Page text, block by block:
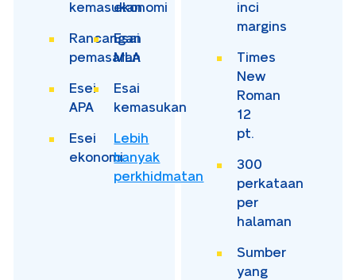
kemasukan
ekonomi
Rancangan
pemasaran
Esai
MLA
Esei
APA
Esai
kemasukan
Esei
ekonomi
Lebih
banyak
perkhidmatan
inci
margins
Times
New
Roman
12
pt.
300
perkataan
per
halaman
Sumber
yang